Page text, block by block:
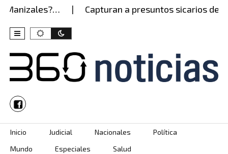
Capturan a presuntos sicarios del
Skip to content
Inicio Judicial Nacionales
Política
Mundo
Especiales Salud